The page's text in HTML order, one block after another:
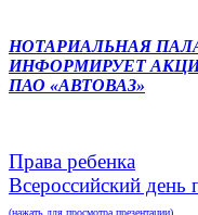
НОТАРИАЛЬНАЯ
ИНФОРМИРУЕТ
ПАО «АВТОВАЗ»
Права ребенка
Всероссийский
(нажать для просмотра презентации)